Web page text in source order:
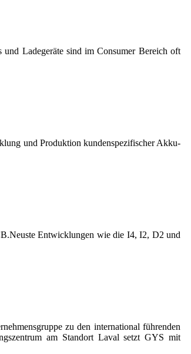
Ladegeräte sind im Consumer Bereich oft
und Produktion kundenspezifischer Akku-
Entwicklungen wie die I4, I2, D2 und
zu den international führenden
am Standort Laval setzt GYS mit